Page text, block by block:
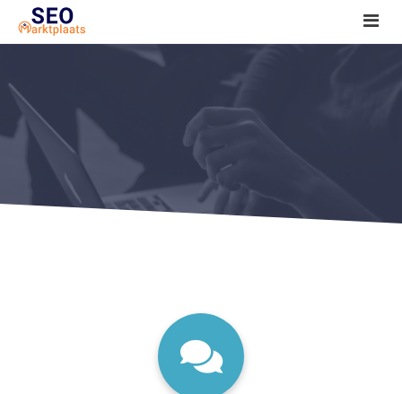
SEO tools reviews
Marketeer bij jou in de buurt?
Offerte
1. Seo voor beginners +
2. Onderzoeken +